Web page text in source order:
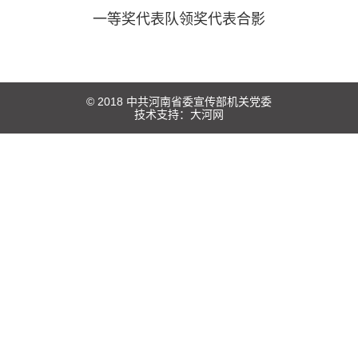
一等奖代表队领奖代表合影
© 2018 中共河南省委宣传部机关党委
技术支持： 大河网